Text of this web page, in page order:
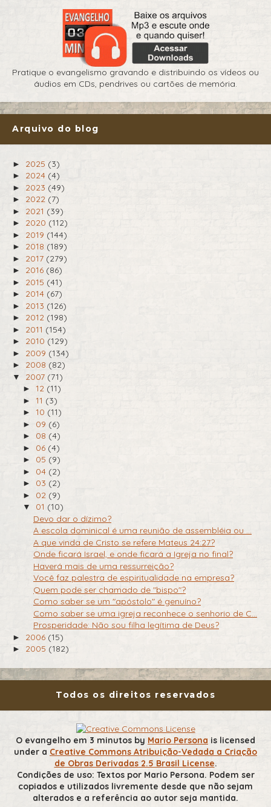
Pratique o evangelismo gravando e distribuindo os vídeos ou
áudios em CDs, pendrives ou cartões de memória.
Arquivo do blog
► 2025 (3)
► 2024 (4)
► 2023 (49)
► 2022 (7)
► 2021 (39)
► 2020 (112)
► 2019 (144)
► 2018 (189)
► 2017 (279)
► 2016 (86)
► 2015 (41)
► 2014 (67)
► 2013 (126)
► 2012 (198)
► 2011 (154)
► 2010 (129)
► 2009 (134)
► 2008 (82)
▼ 2007 (71)
► 12 (11)
► 11 (3)
► 10 (11)
► 09 (6)
► 08 (4)
► 06 (4)
► 05 (9)
► 04 (2)
► 03 (2)
► 02 (9)
▼ 01 (10)
Devo dar o dízimo?
A escola dominical é uma reunião de assembléia ou ...
A que vinda de Cristo se refere Mateus 24:27?
Onde ficará Israel, e onde ficará a Igreja no final?
Haverá mais de uma ressurreição?
Você faz palestra de espiritualidade na empresa?
Quem pode ser chamado de "bispo"?
Como saber se um "apóstolo" é genuíno?
Como saber se uma igreja reconhece o senhorio de C...
Prosperidade: Não sou filha legítima de Deus?
► 2006 (15)
► 2005 (182)
Todos os direitos reservados
O evangelho em 3 minutos by Mario Persona is licensed
under a Creative Commons Atribuição-Vedada a Criação
de Obras Derivadas 2.5 Brasil License.
Condições de uso: Textos por Mario Persona. Podem ser
copiados e utilizados livremente desde que não sejam
alterados e a referência ao autor seja mantida.